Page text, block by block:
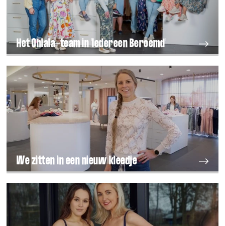
Het Ohlala-team in 'Iedereen Beroemd'
We zitten in een nieuw kleedje